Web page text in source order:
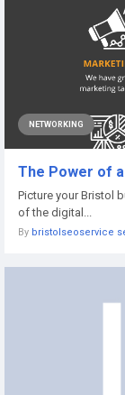
NETWORKING
The Power of
Picture your Bristol
of the digital...
By bristolseoservice